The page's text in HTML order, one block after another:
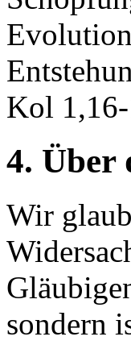
Kol
4. Über
Wir
sondern